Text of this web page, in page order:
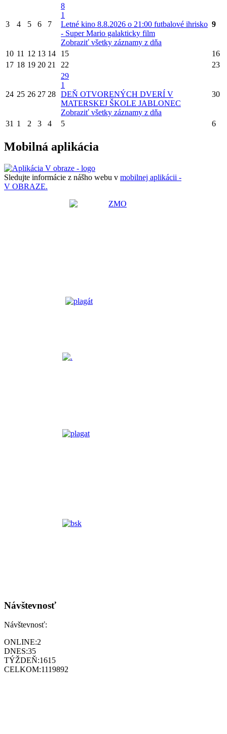
3 4 5 6 7
8
1
Letné kino 8.8.2026 o 21:00 futbalové ihrisko
- Super Mario galakticky film
Zobraziť všetky záznamy z dňa
9
10 11 12 13 14 15
16
17 18 19 20 21 22 23
24 25 26 27 28
29
1
DEŇ OTVORENÝCH DVERÍ V
MATERSKEJ ŠKOLE JABLONEC
Zobraziť všetky záznamy z dňa
30
31 1 2 3 4 5 6
Mobilná aplikácia
Sledujte informácie z nášho webu v mobilnej aplikácii -
V OBRAZE.
Návštevnosť
Návštevnosť:
ONLINE:2
DNES:35
TÝŽDEŇ:1615
CELKOM:1119892